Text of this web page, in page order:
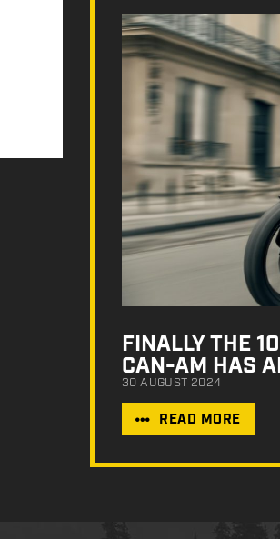
FINALLY THE
CAN-AM HAS
30 AUGUST 2024
READ MORE